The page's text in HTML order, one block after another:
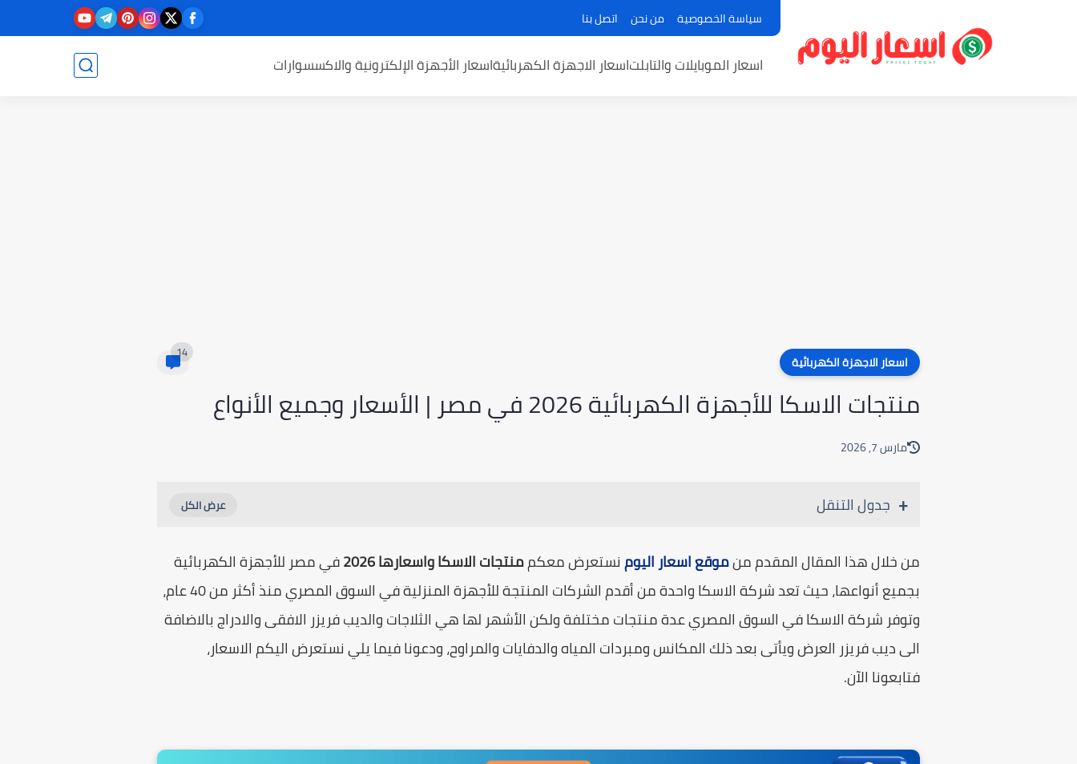
سياسة الخصوصية من نحن اتصل بنا
اسعار الموبايلات والتابلتاسعار الاجهزة الكهربائيةاسعار الأجهزة الإلكترونية والاكسسوارات
اسعار الاجهزة الكهربائية 14
منتجات الاسكا للأجهزة الكهربائية 2026 في مصر | الأسعار وجميع الأنواع
مارس 7, 2026
جدول التنقل
من خلال هذا المقال المقدم منموقع اسعار اليومنستعرض معكممنتجات الاسكا واسعارها 2026
في مصر للأجهزة الكهربائية
بجميع أنواعها، حيث تعد شركة الاسكا واحدة من أقدم الشركات المنتجة للأجهزة المنزلية في السوق المصري منذ أكثر من 40 عام،
وتوفر شركة الاسكا في السوق المصري عدة منتجات مختلفة ولكن الأشهر لها هي الثلاجات والديب فريزر الافقى والادراج بالاضافة
الى ديب فريزر العرض ويأتى بعد ذلك المكانس ومبردات المياه والدفايات والمراوح، ودعونا فيما يلي نستعرض اليكم الاسعار،
فتابعونا الآن.